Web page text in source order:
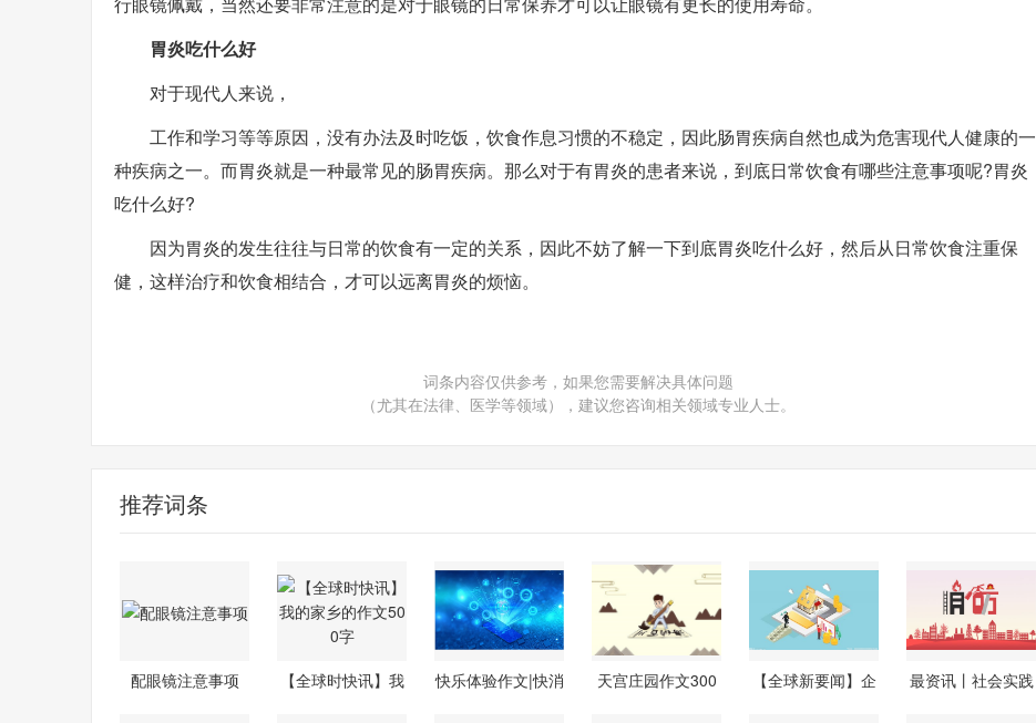
胃炎吃什么好
对于现代人来说，
工作和学习等等原因，没有办法及时吃饭，饮食作息习惯的不稳定，因此肠胃疾病自然也成为危害现代人健康的一
种疾病之一。而胃炎就是一种最常见的肠胃疾病。那么对于有胃炎的患者来说，到底日常饮食有哪些注意事项呢?胃炎
吃什么好?
因为胃炎的发生往往与日常的饮食有一定的关系，因此不妨了解一下到底胃炎吃什么好，然后从日常饮食注重保
健，这样治疗和饮食相结合，才可以远离胃炎的烦恼。
词条内容仅供参考，如果您需要解决具体问题
（尤其在法律、医学等领域），建议您咨询相关领域专业人士。
推荐词条
配眼镜注意事项
【全球时快讯】我
快乐体验作文|快消
天宫庄园作文300
【全球新要闻】企
最资讯丨社会实践